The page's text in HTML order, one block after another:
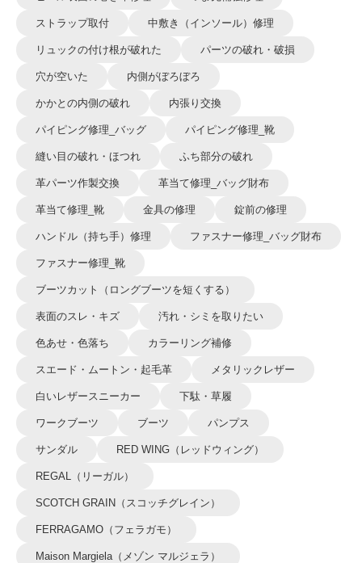
ストラップ取付 中敷き（インソール）修理
リュックの付け根が破れた パーツの破れ・破損
穴が空いた 内側がぼろぼろ
かかとの内側の破れ 内張り交換
パイピング修理_バッグ パイピング修理_靴
縫い目の破れ・ほつれ ふち部分の破れ
革パーツ作製交換 革当て修理_バッグ財布
革当て修理_靴 金具の修理 錠前の修理
ハンドル（持ち手）修理 ファスナー修理_バッグ財布
ファスナー修理_靴
ブーツカット（ロングブーツを短くする）
表面のスレ・キズ 汚れ・シミを取りたい
色あせ・色落ち カラーリング補修
スエード・ムートン・起毛革 メタリックレザー
白いレザースニーカー 下駄・草履
ワークブーツ ブーツ パンプス
サンダル RED WING（レッドウィング）
REGAL（リーガル）
SCOTCH GRAIN（スコッチグレイン）
FERRAGAMO（フェラガモ）
Maison Margiela（メゾン マルジェラ）